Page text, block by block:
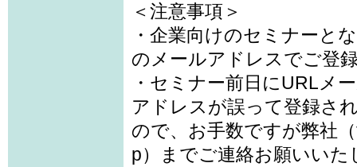
＜注意事項＞
・企業向けのセミナーと
のメールアドレスでご登
・セミナー前日にURLメ
アドレスが誤って登録さ
ので、お手数ですが弊社
p）までご連絡お願いいた